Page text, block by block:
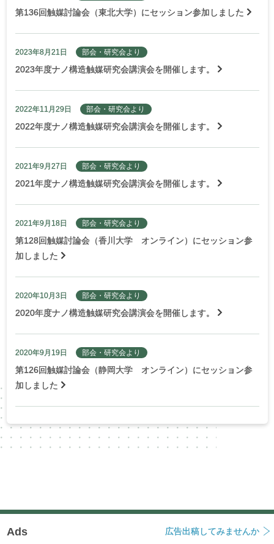
第136回触媒討論会（東北大学）にセッション参加しました
2023年8月21日 部会・研究会より
2023年度ナノ構造触媒研究会講演会を開催します。
2022年11月29日 部会・研究会より
2022年度ナノ構造触媒研究会講演会を開催します。
2021年9月27日 部会・研究会より
2021年度ナノ構造触媒研究会講演会を開催します。
2021年9月18日 部会・研究会より
第128回触媒討論会（香川大学 オンライン）にセッション参
加しました
2020年10月3日 部会・研究会より
2020年度ナノ構造触媒研究会講演会を開催します。
2020年9月19日 部会・研究会より
第126回触媒討論会（静岡大学 オンライン）にセッション参
加しました
Ads 広告出稿してみませんか